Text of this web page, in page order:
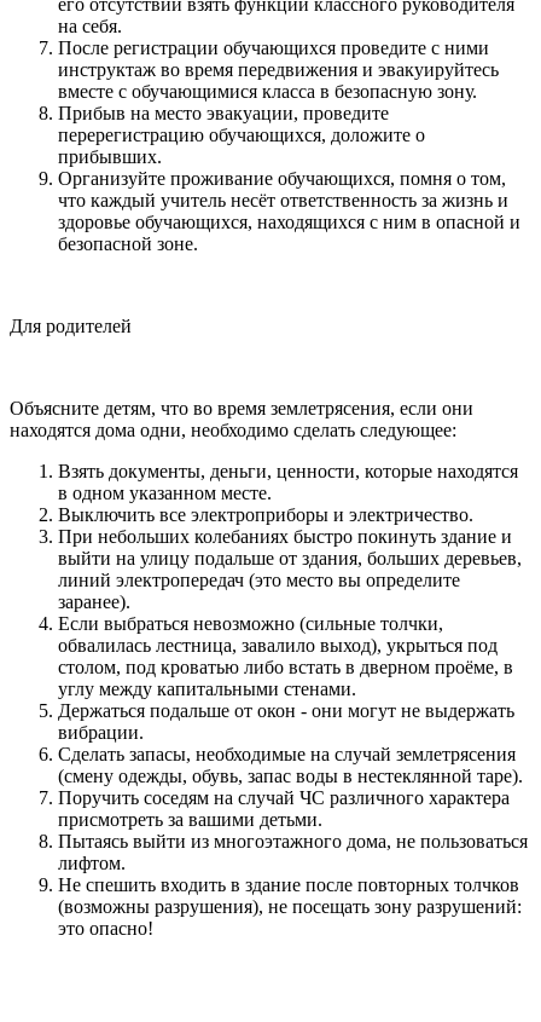
на себя.
После регистрации обучающихся проведите с ними
инструктаж во время передвижения и эвакуируйтесь
вместе с обучающимися класса в безопасную зону.
Прибыв на место эвакуации, проведите
перерегистрацию обучающихся, доложите о
прибывших.
Организуйте проживание обучающихся, помня о том,
что каждый учитель несёт ответственность за жизнь и
здоровье обучающихся, находящихся с ним в опасной и
безопасной зоне.
Для родителей
Объясните детям, что во время землетрясения, если они
находятся дома одни, необходимо сделать следующее:
Взять документы, деньги, ценности, которые находятся
в одном указанном месте.
Выключить все электроприборы и электричество.
При небольших колебаниях быстро покинуть здание и
выйти на улицу подальше от здания, больших деревьев,
линий электропередач (это место вы определите
заранее).
Если выбраться невозможно (сильные толчки,
обвалилась лестница, завалило выход), укрыться под
столом, под кроватью либо встать в дверном проёме, в
углу между капитальными стенами.
Держаться подальше от окон - они могут не выдержать
вибрации.
Сделать запасы, необходимые на случай землетрясения
(смену одежды, обувь, запас воды в нестеклянной таре).
Поручить соседям на случай ЧС различного характера
присмотреть за вашими детьми.
Пытаясь выйти из многоэтажного дома, не пользоваться
лифтом.
Не спешить входить в здание после повторных толчков
(возможны разрушения), не посещать зону разрушений:
это опасно!